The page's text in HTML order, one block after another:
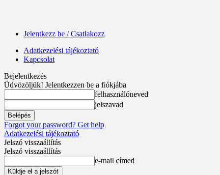
Jelentkezz be / Csatlakozz
Adatkezelési tájékoztató
Kapcsolat
Bejelentkezés
Üdvözöljük! Jelentkezzen be a fiókjába
felhasználóneved
jelszavad
Forgot your password? Get help
Adatkezelési tájékoztató
Jelszó visszaállítás
Jelszó visszaállítás
e-mail címed